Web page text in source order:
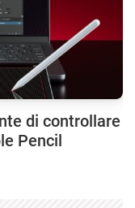
di controllare
Pencil